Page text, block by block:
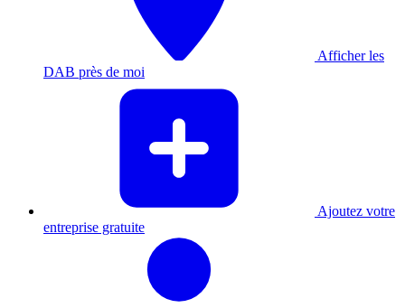
Afficher les
DAB près de moi
Ajoutez votre
entreprise gratuite